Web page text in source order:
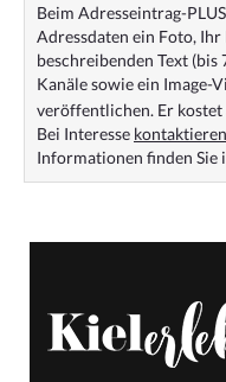
Beim Adresseintrag-
Adressdaten ein Foto,
beschreibenden Text
Kanäle sowie ein Image-
veröffentlichen. Er kostet
Bei Interesse
Informationen finden Sie